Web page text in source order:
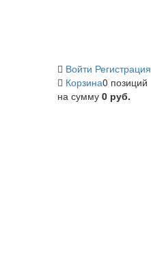
Войти Регистрация
Корзина0 позиций
на сумму 0 руб.